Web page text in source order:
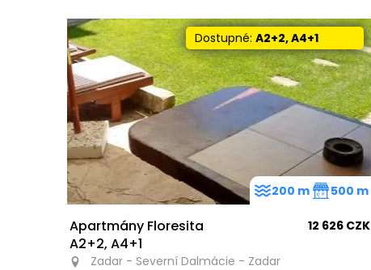
Dostupné:A2+2, A4+1
Apartmány Floresita
A2+2, A4+1
12 626 CZK
Zadar - Severní Dalmácie - Zadar
200 m 500 m